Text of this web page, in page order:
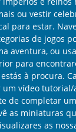
ou vestir
para estar.
de jogos
aventura, ou
para
à procura.
vídeo
de completar
as miniaturas
as